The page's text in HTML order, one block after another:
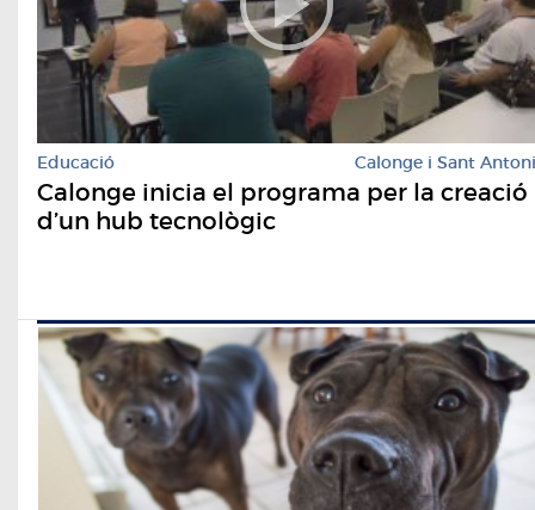
Educació Calonge i Sant Antoni
Calonge inicia el programa per la creació
d’un hub tecnològic